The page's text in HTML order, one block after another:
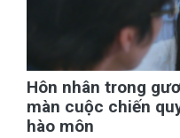
Hôn nhân trong
màn cuộc chiến
hào môn